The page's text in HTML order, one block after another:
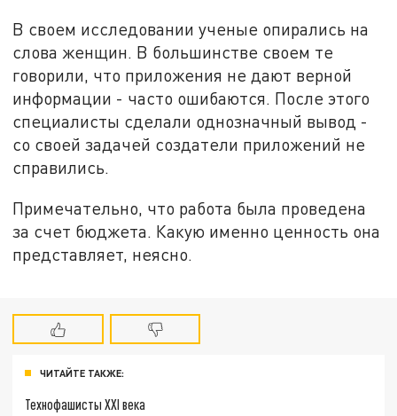
В своем исследовании ученые опирались на
слова женщин. В большинстве своем те
говорили, что приложения не дают верной
информации - часто ошибаются. После этого
специалисты сделали однозначный вывод -
со своей задачей создатели приложений не
справились.
Примечательно, что работа была проведена
за счет бюджета. Какую именно ценность она
представляет, неясно.
ЧИТАЙТЕ ТАКЖЕ:
Технофашисты XXI века